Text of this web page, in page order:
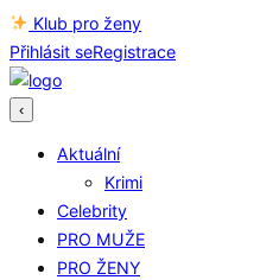
Klub pro ženy
Přihlásit seRegistrace
‹
Aktuální
Krimi
Celebrity
PRO MUŽE
PRO ŽENY